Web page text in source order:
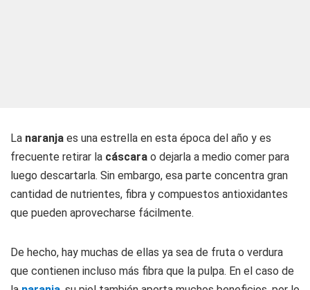
La naranja es una estrella en esta época del año y es
frecuente retirar la cáscara o dejarla a medio comer para
luego descartarla. Sin embargo, esa parte concentra gran
cantidad de nutrientes, fibra y compuestos antioxidantes
que pueden aprovecharse fácilmente.
De hecho, hay muchas de ellas ya sea de fruta o verdura
que contienen incluso más fibra que la pulpa. En el caso de